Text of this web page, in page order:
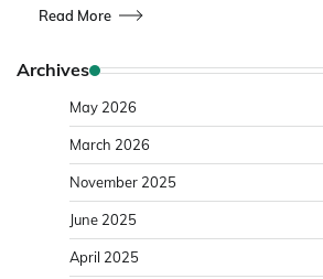
Read More
Archives
May 2026
March 2026
November 2025
June 2025
April 2025